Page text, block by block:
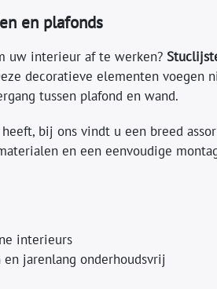
en plafonds
uw interieur af te werken?
decoratieve elementen voegen
tussen plafond en wand.
bij ons vindt u een breed
en een eenvoudige
interieurs
jarenlang onderhoudsvrij